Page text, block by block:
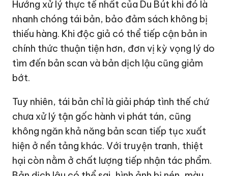
Hướng xử lý thực tế nhất của Du Bút khi đó là
nhanh chóng tái bản, bảo đảm sách không bị
thiếu hàng. Khi độc giả có thể tiếp cận bản in
chính thức thuận tiện hơn, đơn vị kỳ vọng lý do
tìm đến bản scan và bản dịch lậu cũng giảm
bớt.
Tuy nhiên, tái bản chỉ là giải pháp tình thế chứ
chưa xử lý tận gốc hành vi phát tán, cũng
không ngăn khả năng bản scan tiếp tục xuất
hiện ở nền tảng khác. Với truyện tranh, thiệt
hại còn nằm ở chất lượng tiếp nhận tác phẩm.